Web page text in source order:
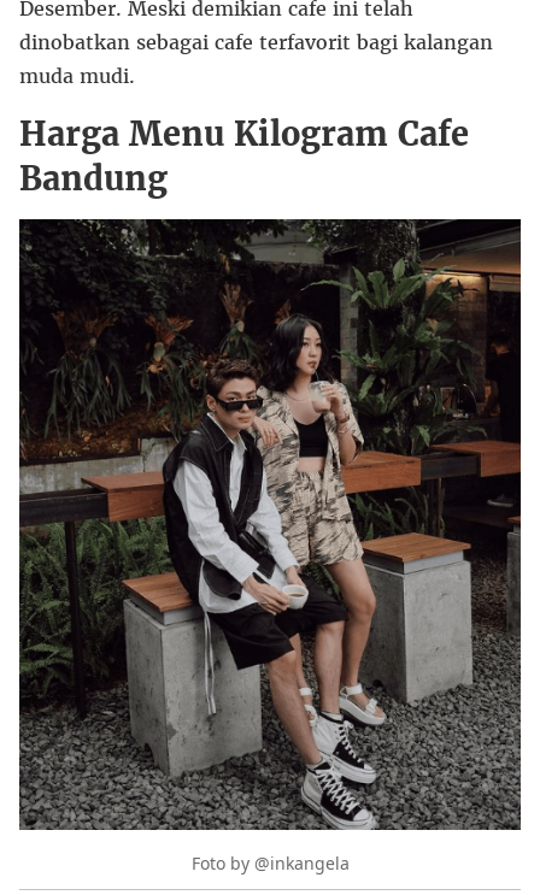
Desember. Meski demikian cafe ini telah
dinobatkan sebagai cafe terfavorit bagi kalangan
muda mudi.
Harga Menu Kilogram Cafe
Bandung
Foto by @inkangela